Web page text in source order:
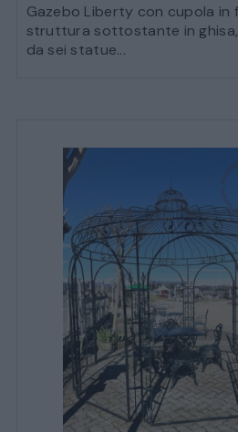
Gazebo Liberty con cupola in
struttura sottostante in
da sei statue...